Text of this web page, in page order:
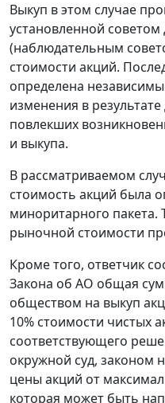
Выкуп в этом случае
установленной советом
(наблюдательным
стоимости акций.
определена
изменения в
повлекших
и выкупа.
В рассматриваемом
стоимость акций была
миноритарного
рыночной стоимости
Кроме того, ответчик
Закона об АО общая
обществом на выкуп
10% стоимости чистых
соответствующего
окружной суд, законом
цены акций от
которая может быть